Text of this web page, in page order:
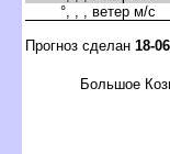
°, , , ветер м/с
Прогноз сделан 18-
Большое